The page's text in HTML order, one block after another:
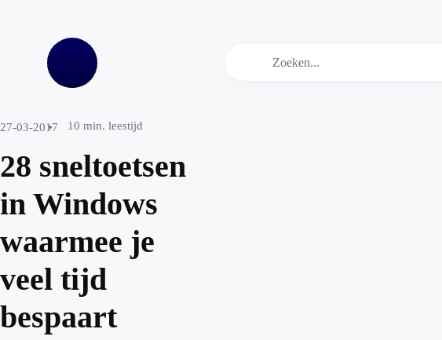
27-03-2017 10 min. leestijd
28 sneltoetsen
in Windows
waarmee je
veel tijd
bespaart